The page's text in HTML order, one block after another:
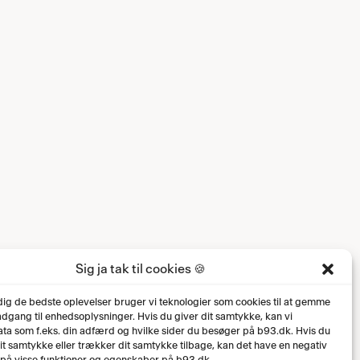
Sig ja tak til cookies 🍪
de bedste oplevelser bruger vi teknologier som cookies til at gemme
til enhedsoplysninger. Hvis du giver dit samtykke, kan vi
som f.eks. din adfærd og hvilke sider du besøger på b93.dk. Hvis du
samtykke eller trækker dit samtykke tilbage, kan det have en negativ